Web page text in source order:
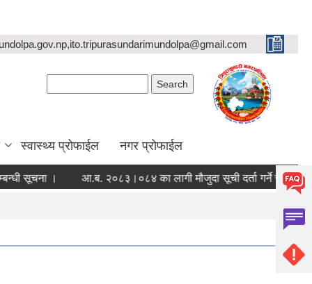
स्वास्थ्य प्रोफाईल नगर प्रोफाईल
। आ.ब. २०८३।०८४ का लागी मौजुदा सूची दर्ता गर्ने सम्बन्धी सूचना ।